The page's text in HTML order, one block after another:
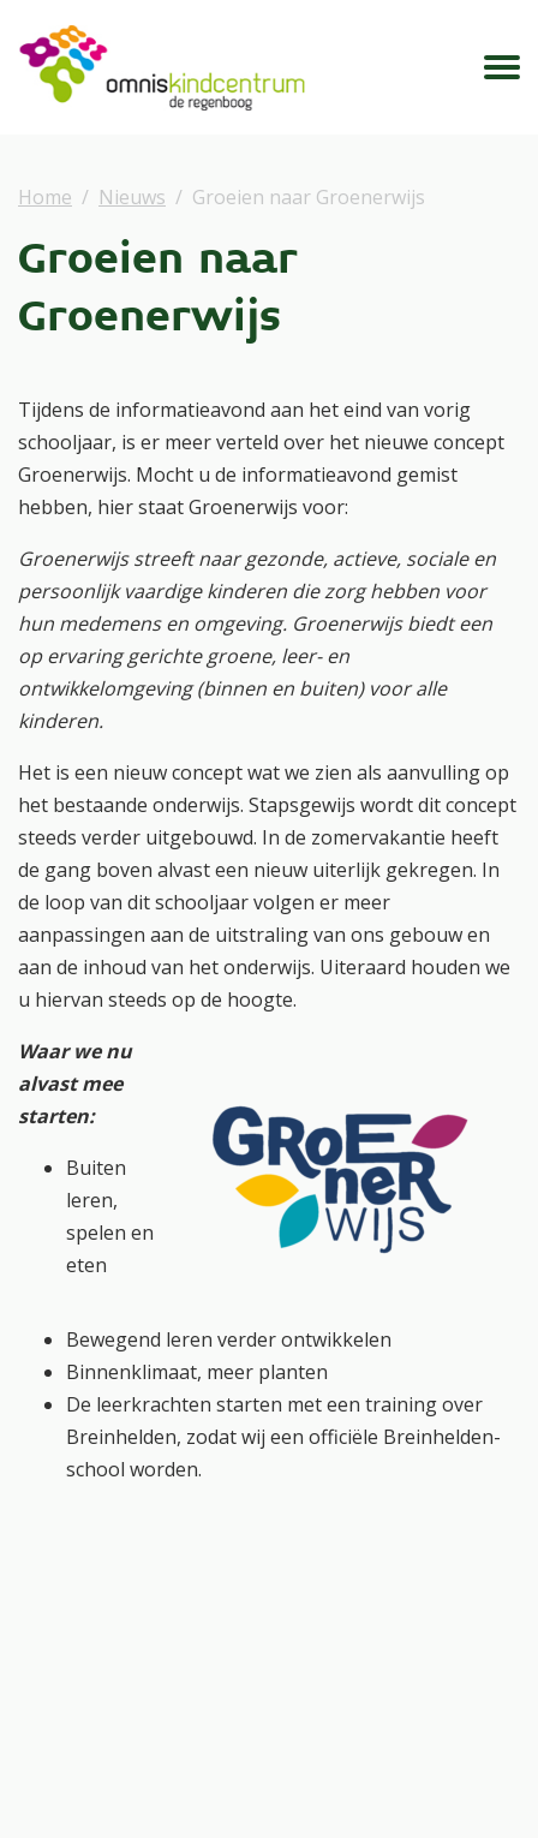
Home Nieuws Groeien naar Groenerwijs
Groeien naar
Groenerwijs
Tijdens de informatieavond aan het eind van vorig
schooljaar, is er meer verteld over het nieuwe concept
Groenerwijs. Mocht u de informatieavond gemist
hebben, hier staat Groenerwijs voor:
Groenerwijs streeft naar gezonde, actieve, sociale en
persoonlijk vaardige kinderen die zorg hebben voor
hun medemens en omgeving. Groenerwijs biedt een
op ervaring gerichte groene, leer- en
ontwikkelomgeving (binnen en buiten) voor alle
kinderen.
Het is een nieuw concept wat we zien als aanvulling op
het bestaande onderwijs. Stapsgewijs wordt dit concept
steeds verder uitgebouwd. In de zomervakantie heeft
de gang boven alvast een nieuw uiterlijk gekregen. In
de loop van dit schooljaar volgen er meer
aanpassingen aan de uitstraling van ons gebouw en
aan de inhoud van het onderwijs. Uiteraard houden we
u hiervan steeds op de hoogte.
Waar we nu
alvast mee
starten:
Buiten
leren,
spelen en
eten
Bewegend leren verder ontwikkelen
Binnenklimaat, meer planten
De leerkrachten starten met een training over
Breinhelden, zodat wij een officiële Breinhelden-
school worden.